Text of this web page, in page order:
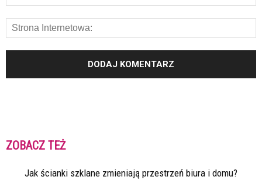
ZOBACZ TEŻ
Jak ścianki szklane zmieniają przestrzeń biura i domu?